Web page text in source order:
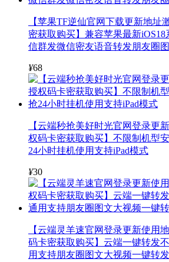
【苹果TF逆仙官网下载更新地址
密获取购买】兼容苹果最新
信群发微信密友语音转发朋友圈
¥68
【云端秒抢美好时光官网登录更
权码卡密获取购买】不限制机型
24小时挂机使用支持iPad模式
¥30
【云端灵羊速官网登录更新使用
码卡密获取购买】云端一键转发
用支持朋友圈图文大视频一键转